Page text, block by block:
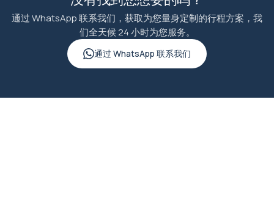
通过 WhatsApp 联系我们，获取为您量身定制的行程方案，我
们全天候 24 小时为您服务。
通过 WhatsApp 联系我们